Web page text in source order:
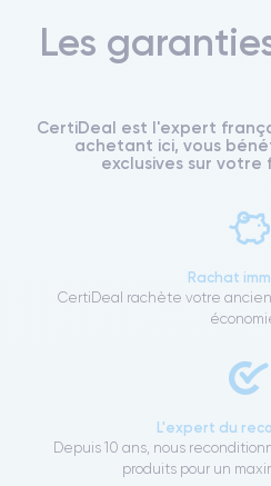
Les
CertiDeal est l'expert
achetant ici, vous
exclusives sur
Rachat
CertiDeal rachète votre
L'expert du
Depuis 10 ans, nous
produits pour un